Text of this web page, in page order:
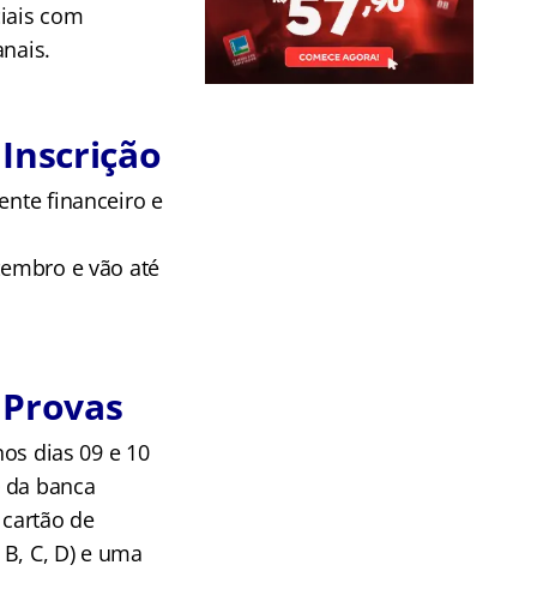
com
financeiro e
e vão até
dias 09 e 10
banca
de
C, D) e uma